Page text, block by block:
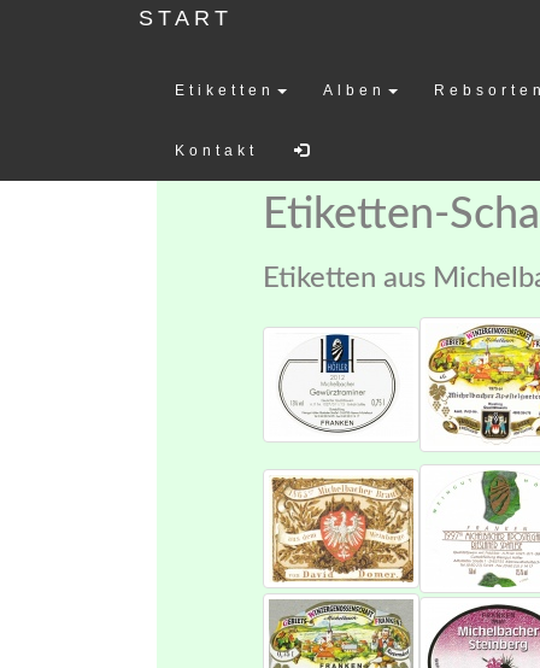
START
Etiketten Alben
Kontakt
Etiketten-
Etiketten aus